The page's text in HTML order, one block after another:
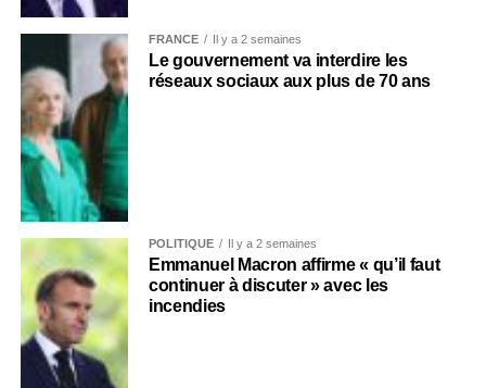
FRANCE Il y a 2 semaines
Le gouvernement va interdire les
réseaux sociaux aux plus de 70 ans
POLITIQUE Il y a 2 semaines
Emmanuel Macron affirme « qu’il faut
continuer à discuter » avec les
incendies